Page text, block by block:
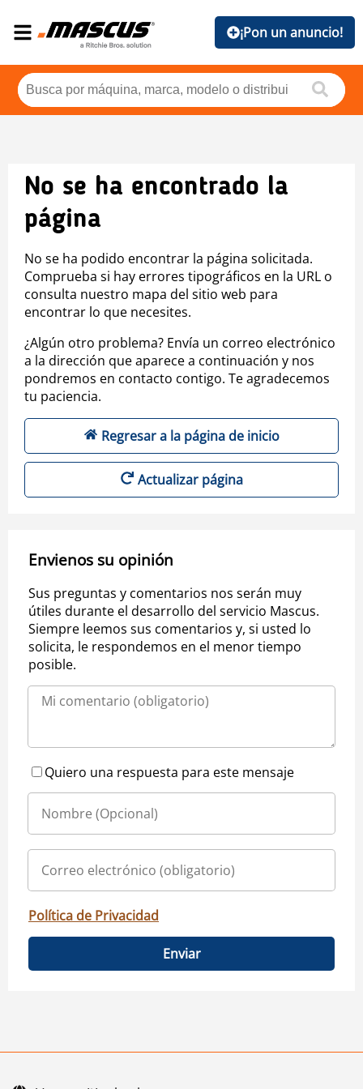
¡Pon un anuncio!
No se ha encontrado la
página
No se ha podido encontrar la página solicitada.
Comprueba si hay errores tipográficos en la URL o
consulta nuestro mapa del sitio web para
encontrar lo que necesites.
¿Algún otro problema? Envía un correo electrónico
a la dirección que aparece a continuación y nos
pondremos en contacto contigo. Te agradecemos
tu paciencia.
Regresar a la página de inicio
Actualizar página
Envienos su opinión
Sus preguntas y comentarios nos serán muy
útiles durante el desarrollo del servicio Mascus.
Siempre leemos sus comentarios y, si usted lo
solicita, le respondemos en el menor tiempo
posible.
Quiero una respuesta para este mensaje
Política de Privacidad
Enviar